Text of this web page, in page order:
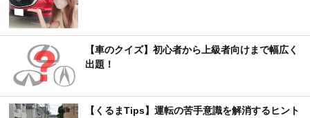
【車のクイズ】初心者から上級者向けまで幅広く
出題！
【くるまTips】運転の苦手意識を解消するヒント